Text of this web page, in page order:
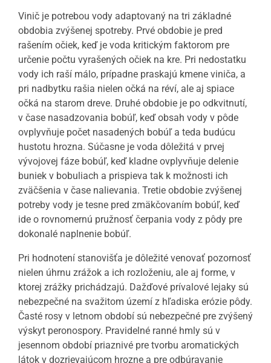
Vinič je potrebou vody adaptovaný na tri základné
obdobia zvýšenej spotreby. Prvé obdobie je pred
rašením očiek, keď je voda kritickým faktorom pre
určenie počtu vyrašených očiek na kre. Pri nedostatku
vody ich raší málo, prípadne praskajú kmene viniča, a
pri nadbytku rašia nielen očká na réví, ale aj spiace
očká na starom dreve. Druhé obdobie je po odkvitnutí,
v čase nasadzovania bobúľ, keď obsah vody v pôde
ovplyvňuje počet nasadených bobúľ a teda budúcu
hustotu hrozna. Súčasne je voda dôležitá v prvej
vývojovej fáze bobúľ, keď kladne ovplyvňuje delenie
buniek v bobuliach a prispieva tak k možnosti ich
zväčšenia v čase nalievania. Tretie obdobie zvýšenej
potreby vody je tesne pred zmäkčovaním bobúľ, keď
ide o rovnomernú pružnosť čerpania vody z pôdy pre
dokonalé naplnenie bobúľ.
Pri hodnotení stanovišťa je dôležité venovať pozornosť
nielen úhrnu zrážok a ich rozloženiu, ale aj forme, v
ktorej zrážky prichádzajú. Dažďové prívalové lejaky sú
nebezpečné na svažitom území z hľadiska erózie pôdy.
Časté rosy v letnom období sú nebezpečné pre zvýšený
výskyt peronospory. Pravidelné ranné hmly sú v
jesennom období priaznivé pre tvorbu aromatických
látok v dozrievajúcom hrozne a pre odbúravanie